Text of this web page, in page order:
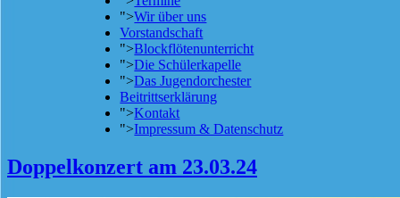
">Wir über uns
Vorstandschaft
">Blockflötenunterricht
">Die Schülerkapelle
">Das Jugendorchester
Beitrittserklärung
">Kontakt
">Impressum & Datenschutz
Doppelkonzert am 23.03.24